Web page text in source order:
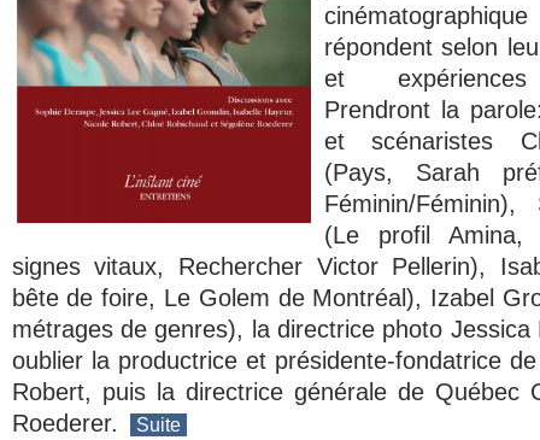
répondent selon
et expériences
Prendront la
et scénaristes
(Pays, Sarah
Féminin/Féminin),
(Le profil Amina,
signes vitaux, Rechercher Victor Pellerin),
bête de foire, Le Golem de Montréal), Izabel
métrages de genres), la directrice photo Jessica
oublier la productrice et présidente-fondatrice
Robert, puis la directrice générale de Québec
Roederer.
Suite